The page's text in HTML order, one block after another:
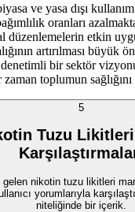
ve yasa dışı
oranları
düzenlemelerin etkin
artırılması büyük
bir sektör
toplumun
5
Tuzu Likitleri
nikotin tuzu likitleri
yorumlarıyla
niteliğinde bir içerik.